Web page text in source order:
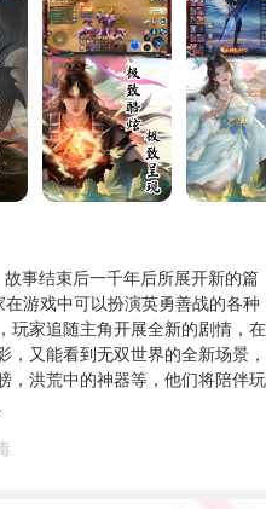
故事结束后一千年后所展开新的篇
游戏中可以扮演英勇善战的各种
玩家追随主角开展全新的剧情，在
又能看到无双世界的全新场景，
，洪荒中的神器等，他们将陪伴玩